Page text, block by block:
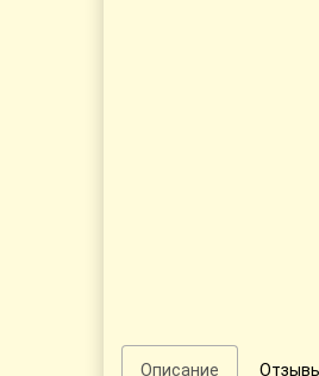
Описание